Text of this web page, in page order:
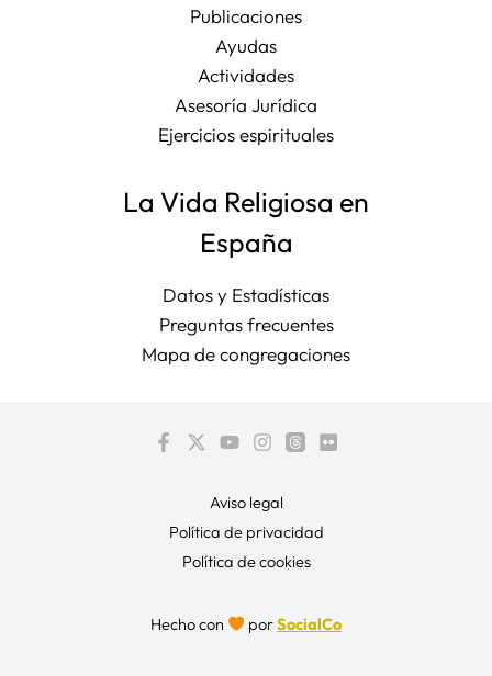
Publicaciones
Ayudas
Actividades
Asesoría Jurídica
Ejercicios espirituales
La Vida Religiosa en
España
Datos y Estadísticas
Preguntas frecuentes
Mapa de congregaciones
Aviso legal
Política de privacidad
Política de cookies
Hecho con porSocialCo